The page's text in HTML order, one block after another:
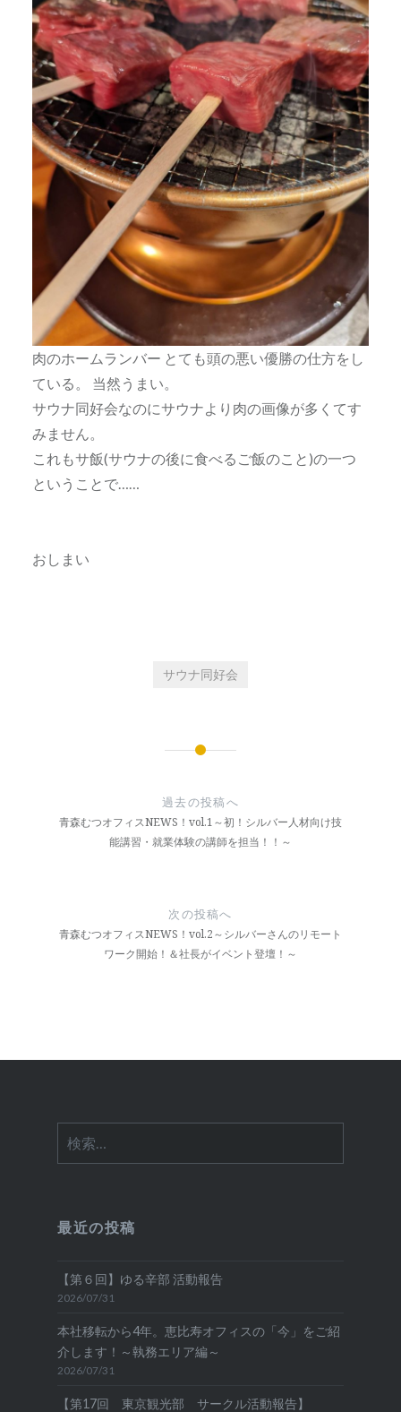
肉のホームランバー とても頭の悪い優勝の仕方をし
ている。 当然うまい。
サウナ同好会なのにサウナより肉の画像が多くてす
みません。
これもサ飯(サウナの後に食べるご飯のこと)の一つ
ということで……
おしまい
サウナ同好会
過去の投稿へ
青森むつオフィスNEWS！vol.1～初！シルバー人材向け技
能講習・就業体験の講師を担当！！～
次の投稿へ
青森むつオフィスNEWS！vol.2～シルバーさんのリモート
ワーク開始！＆社長がイベント登壇！～
索:
最近の投稿
【第６回】ゆる辛部 活動報告
2026/07/31
本社移転から4年。恵比寿オフィスの「今」をご紹
介します！～執務エリア編～
2026/07/31
【第17回 東京観光部 サークル活動報告】